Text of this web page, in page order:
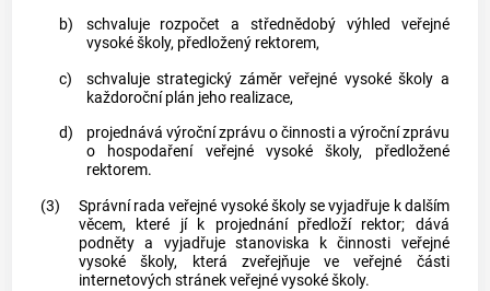
b)
schvaluje rozpočet a střednědobý výhled veřejné
vysoké školy, předložený rektorem,
c)
schvalujestrategický záměr veřejné vysoké školy a
každoroční plán jeho realizace,
d)
projednává výroční zprávu o činnosti a výroční zprávu
o hospodaření veřejné vysoké školy, předložené
rektorem.
(3)
Správní rada veřejné vysoké školy se vyjadřuje k dalším
věcem, které jí k projednání předloží rektor; dává
podněty a vyjadřuje stanoviska k činnosti veřejné
vysoké školy, která zveřejňuje ve veřejné části
internetových stránek veřejné vysoké školy.